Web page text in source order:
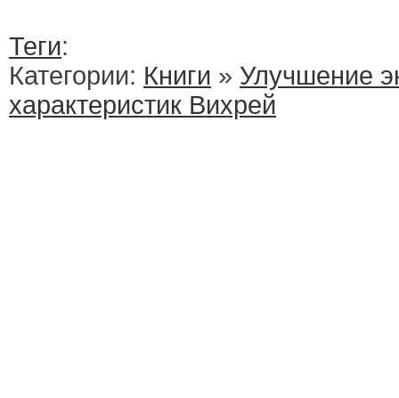
Теги:
Категории: Книги » Улучшение
характеристик Вихрей